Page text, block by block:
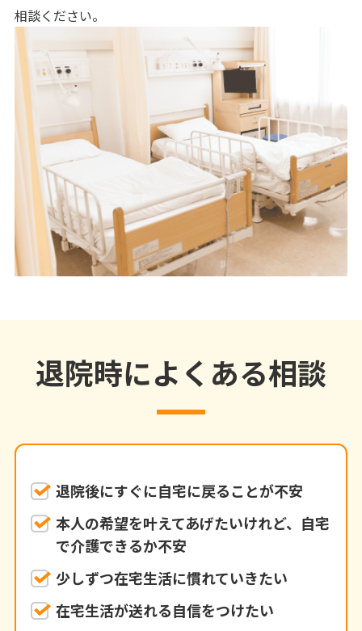
相談ください。
退院時によくある相談
退院後にすぐに自宅に戻ることが不安
本人の希望を叶えてあげたいけれど、自宅
で介護できるか不安
少しずつ在宅生活に慣れていきたい
在宅生活が送れる自信をつけたい